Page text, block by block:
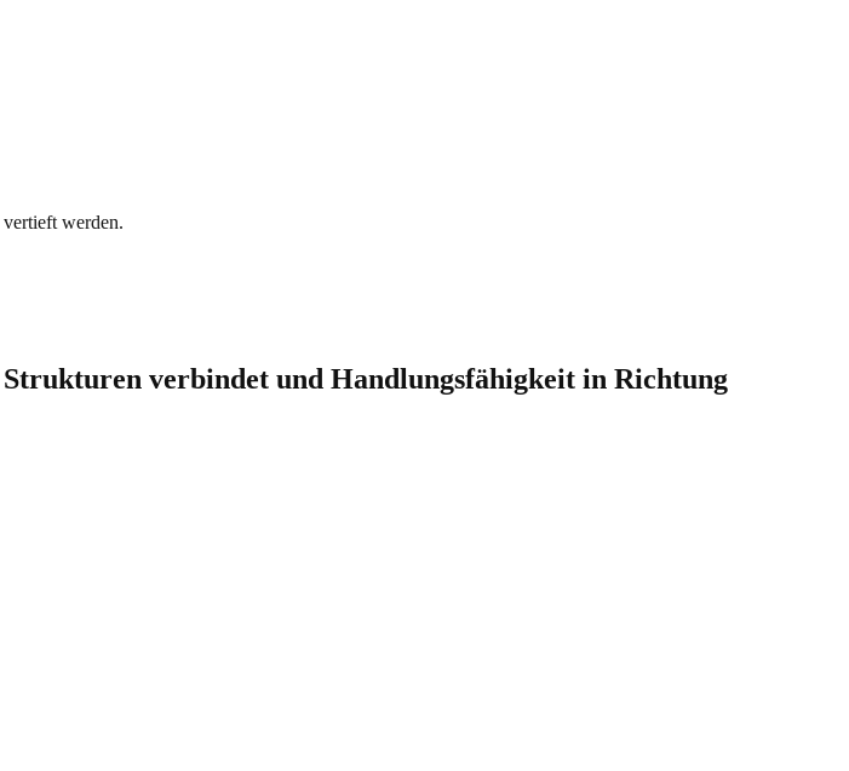
werden.
verbindet und Handlungsfähigkeit in Richtung